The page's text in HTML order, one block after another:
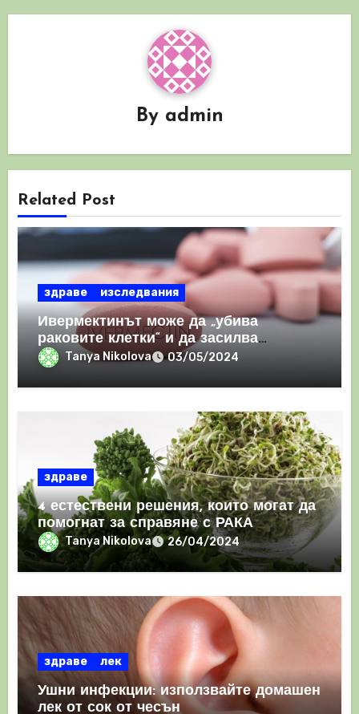
By admin
Related Post
здраве изследвания
Ивермектинът може да „убива
раковите клетки“ и да засилва
имунния отговор
Tanya Nikolova 03/05/2024
здраве
4 естествени решения, които могат да
помогнат за справяне с РАКА
Tanya Nikolova 26/04/2024
здраве лек
Ушни инфекции: използвайте домашен
лек от сок от чесън